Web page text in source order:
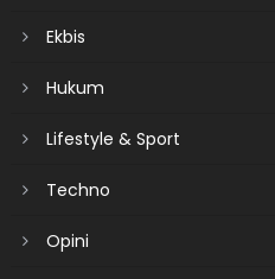
Ekbis
Hukum
Lifestyle & Sport
Techno
Opini